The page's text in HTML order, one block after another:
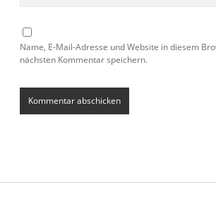
Name, E-Mail-Adresse und Website in diesem
nächsten Kommentar speichern.